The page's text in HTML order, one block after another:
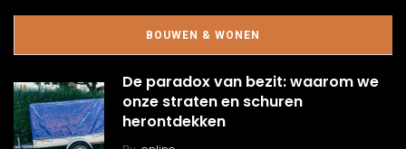
BOUWEN & WONEN
De paradox van bezit: waarom we
onze straten en schuren
herontdekken